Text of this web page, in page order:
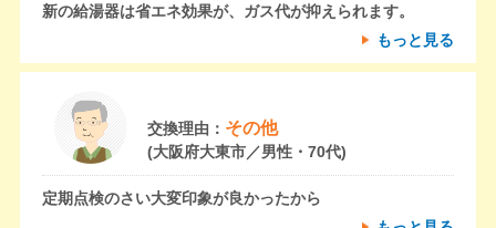
新の給湯器は省エネ効果が、ガス代が抑えられます。
もっと見る
交換理由： その他
(大阪府大東市／男性・70代)
定期点検のさい大変印象が良かったから